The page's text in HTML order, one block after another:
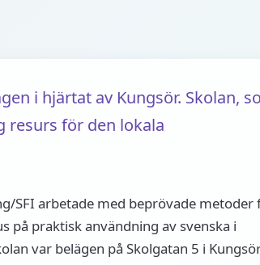
i hjärtat av Kungsör. Skolan,
resurs för den lokala
SFI arbetade med beprövade metoder
på praktisk användning av svenska i
var belägen på Skolgatan 5 i